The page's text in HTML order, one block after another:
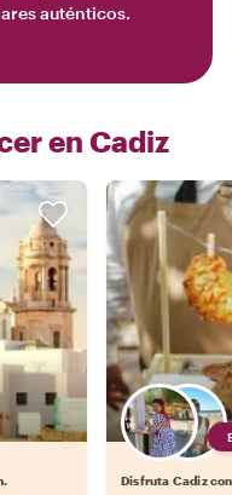
auténticos.
en Cadiz
Disfruta Cadiz